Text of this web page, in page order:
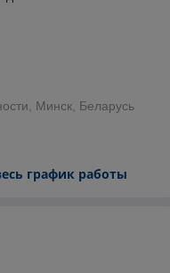
Минск, Беларусь
график работы